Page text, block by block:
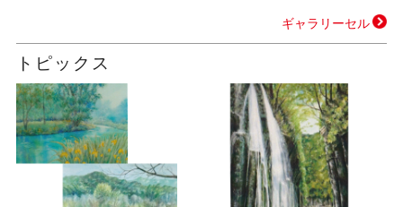
ギャラリーセル
トピックス